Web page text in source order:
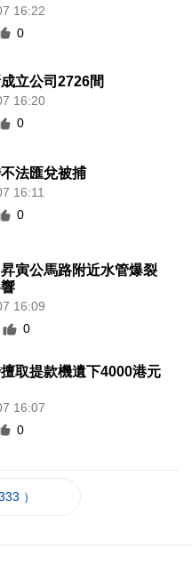
16:22
0
成立公司2726間
16:20
0
法匯兌被捕
16:11
0
寅公馬路附近水管爆裂
16:09
0
取提款機遺下4000港元
16:07
0
）